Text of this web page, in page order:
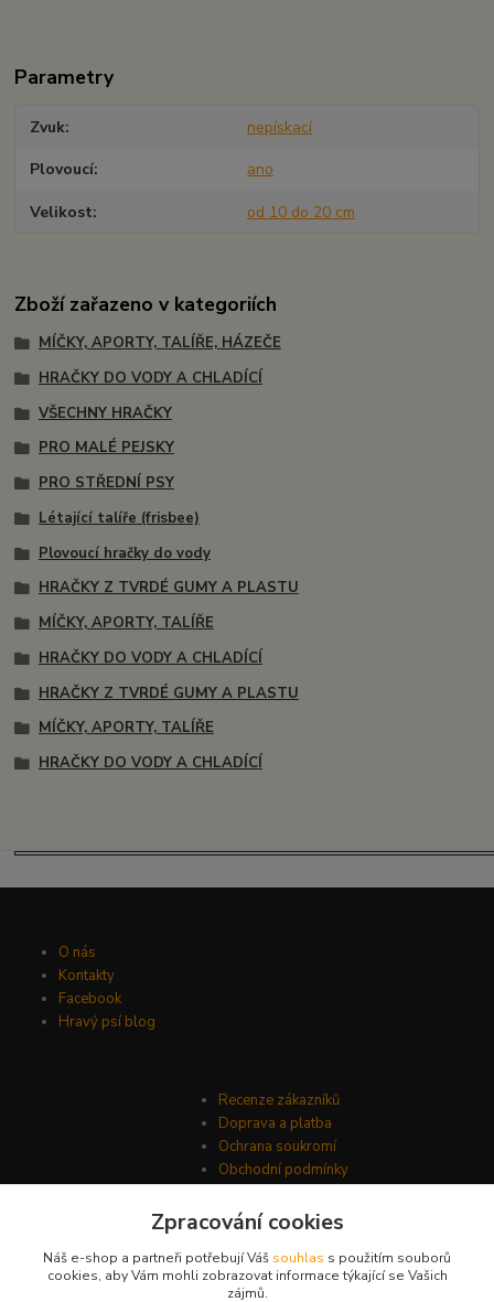
Parametry
Zvuk nepískací
Plovoucí ano
Velikost od 10 do 20 cm
Zboží zařazeno v kategoriích
MÍČKY, APORTY, TALÍŘE, HÁZEČE
HRAČKY DO VODY A CHLADÍCÍ
VŠECHNY HRAČKY
PRO MALÉ PEJSKY
PRO STŘEDNÍ PSY
Létající talíře (frisbee)
Plovoucí hračky do vody
HRAČKY Z TVRDÉ GUMY A PLASTU
MÍČKY, APORTY, TALÍŘE
HRAČKY DO VODY A CHLADÍCÍ
HRAČKY Z TVRDÉ GUMY A PLASTU
MÍČKY, APORTY, TALÍŘE
HRAČKY DO VODY A CHLADÍCÍ
O nás
Kontakty
Facebook
Hravý psí blog
Recenze zákazníků
Doprava a platba
Ochrana soukromí
Obchodní podmínky
Zpracování cookies
Náš e-shop a partneři potřebují Váš souhlas s použitím souborů
cookies, aby Vám mohli zobrazovat informace týkající se Vašich
zájmů.